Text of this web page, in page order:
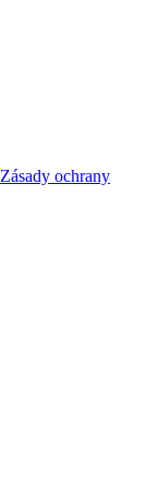
Zásady ochrany